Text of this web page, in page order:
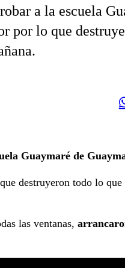
a la escuela
por lo que
Guaymaré de
destruyeron todo lo
las ventanas,